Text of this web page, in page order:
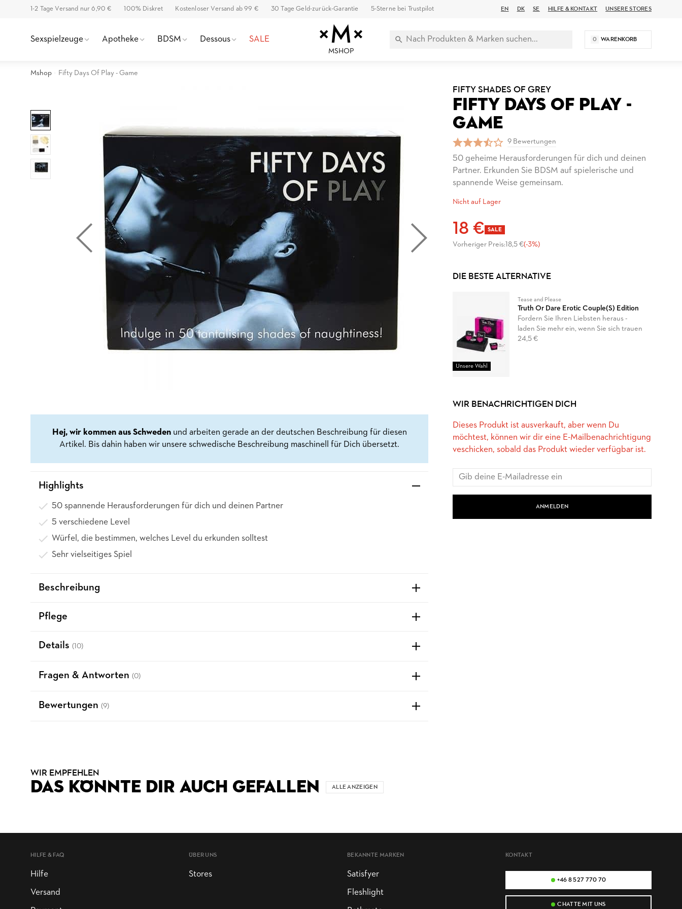
1-2 Tage Versand nur 6,90 € 100% Diskret Kostenloser Versand ab 99 € 30 Tage Geld-zurück-Garantie 5-Sterne bei Trustpilot EN DK SE HILFE & KONTAKT UNSERE STORES
Sexspielzeuge Apotheke BDSM Dessous SALE
MSHOP
0 WARENKORB
Mshop Fifty Days Of Play - Game
FIFTY SHADES OF GREY
FIFTY DAYS OF PLAY -
GAME
9 Bewertungen
50 geheime Herausforderungen für dich und deinen
Partner. Erkunden Sie BDSM auf spielerische und
spannende Weise gemeinsam.
Nicht auf Lager
18 € SALE
Vorheriger Preis:18,5 €(-3%)
DIE BESTE ALTERNATIVE
Unsere Wahl
Tease and Please
Truth Or Dare Erotic Couple(S) Edition
Fordern Sie Ihren Liebsten heraus -
laden Sie mehr ein, wenn Sie sich trauen
24,5 €
WIR BENACHRICHTIGEN DICH
Dieses Produkt ist ausverkauft, aber wenn Du
möchtest, können wir dir eine E-Mailbenachrichtigung
veschicken, sobald das Produkt wieder verfügbar ist.
ANMELDEN
Hej, wir kommen aus Schwedenund arbeiten gerade an der deutschen Beschreibung für diesen
Artikel. Bis dahin haben wir unsere schwedische Beschreibung maschinell für Dich übersetzt.
Highlights
50 spannende Herausforderungen für dich und deinen Partner
5 verschiedene Level
Würfel, die bestimmen, welches Level du erkunden solltest
Sehr vielseitiges Spiel
Beschreibung
Pflege
Details (10)
Fragen & Antworten (0)
Bewertungen (9)
WIR EMPFEHLEN
DAS KÖNNTE DIR AUCH GEFALLEN ALLE ANZEIGEN
KONTAKT
+46 8 527 770 70
CHATTE MIT UNS
HILFE & FAQ
Hilfe
Versand
ÜBER UNS
Stores
BEKANNTE MARKEN
Satisfyer
Fleshlight